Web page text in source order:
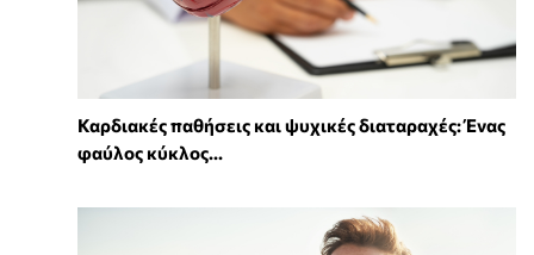
Καρδιακές παθήσεις και ψυχικές διαταραχές: Ένας
φαύλος κύκλος...